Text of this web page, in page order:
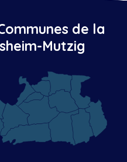
de la
Mutzig